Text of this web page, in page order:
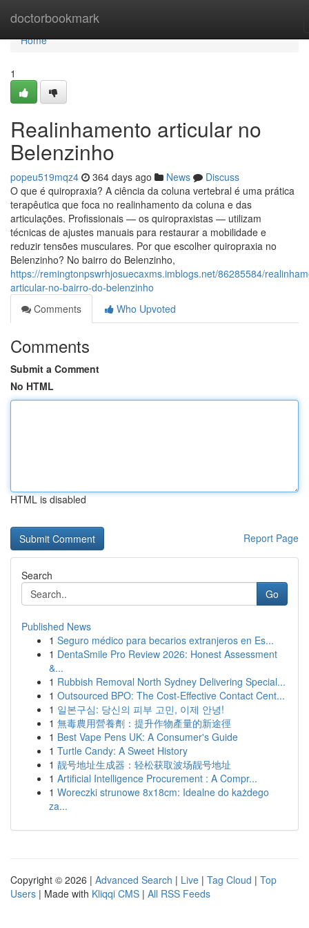
doctorbookmark
Home
Home
1
Realinhamento articular no
Belenzinho
popeu519mqz4 364 days ago News
Discuss
O que é quiropraxia? A ciência da coluna vertebral é uma prática
terapêutica que foca no realinhamento da coluna e das
articulações. Profissionais — os quiropraxistas — utilizam
técnicas de ajustes manuais para restaurar a mobilidade e
reduzir tensões musculares. Por que escolher quiropraxia no
Belenzinho? No bairro do Belenzinho,
https://remingtonpswrhjosuecaxms.imblogs.net/86285584/
articular-no-bairro-do-belenzinho
Comments
Who Upvoted
Comments
Submit a Comment
No HTML
HTML is disabled
Report Page
Search
Go
Published News
1 Seguro médico para becarios extranjeros en Es...
1 DentaSmile Pro Review 2026: Honest Assessment
&...
1 Rubbish Removal North Sydney Delivering Special...
1 Outsourced BPO: The Cost-Effective Contact Cent...
1 일본구심: 당신의 피부 고민, 이제 안녕!
1 無毒農用營養劑：提升作物產量的新途徑
1 Best Vape Pens UK: A Consumer's Guide
1 Turtle Candy: A Sweet History
1 靓号地址生成器：轻松获取波场靓号地址
1 Artificial Intelligence Procurement : A Compr...
1 Woreczki strunowe 8x18cm: Idealne do każdego
za...
Copyright © 2026 | Advanced Search | Live | Tag Cloud | Top
Users | Made with Kliqqi CMS | All RSS Feeds